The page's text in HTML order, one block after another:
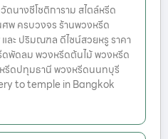
นางชีโชติการาม สไตล์หรีด
พ ครบวงจร ร้านพวงหรีด
ละ ปริมณฑล ดีไซน์สวยหรู ราคา
พัดลม พวงหรีดต้นไม้ พวงหรีด
รีดปทุมธานี พวงหรีดนนทบุรี
to temple in Bangkok